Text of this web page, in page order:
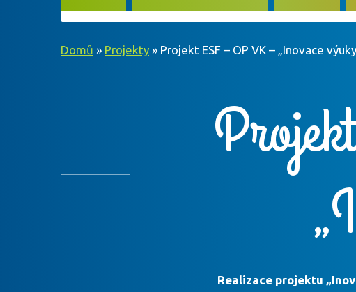
Domů » Projekty » Projekt ESF – OP VK – „Inovace
Realizace projektu